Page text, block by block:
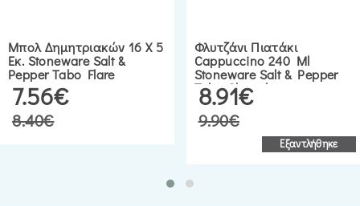
Μπολ Δημητριακών 16 Χ 5
Εκ. Stoneware Salt &
Pepper Tabo Flare
7.56€
8.40€
Φλυτζάνι Πιατάκι
Cappuccino 240 Ml
Stoneware Salt & Pepper
Tabo Chocolate
8.91€
9.90€
Εξαντλήθηκε